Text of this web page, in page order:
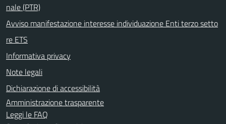
nale (PTR)
Avviso manifestazione interesse individuazione Enti terzo setto
re ETS
Informativa privacy
Note legali
Dichiarazione di accessibilità
Amministrazione trasparente
Leggi le FAQ